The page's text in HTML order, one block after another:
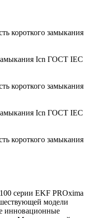
короткого замыкания
Icn ГОСТ IEC
короткого замыкания
Icn ГОСТ IEC
короткого замыкания
серии EKF PROxima
модели
инновационные